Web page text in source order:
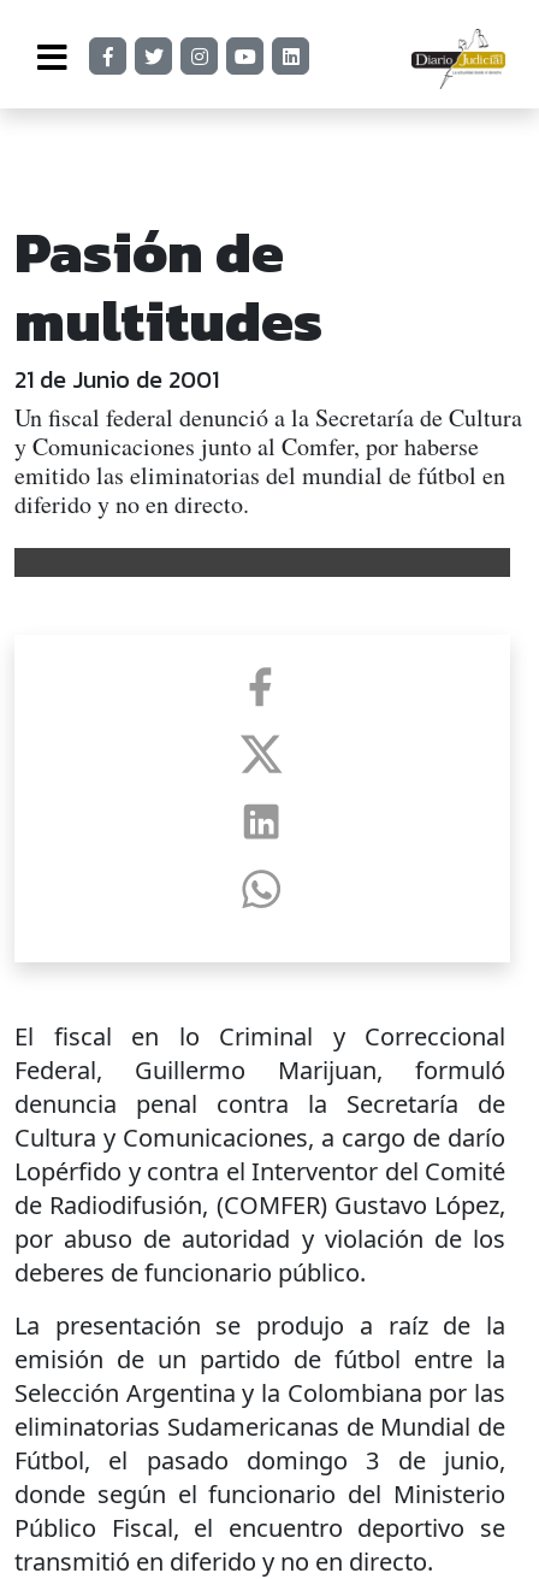
Pasión de
multitudes
21 de Junio de 2001
Un fiscal federal denunció a la Secretaría de Cultura
y Comunicaciones junto al Comfer, por haberse
emitido las eliminatorias del mundial de fútbol en
diferido y no en directo.
El fiscal en lo Criminal y Correccional
Federal, Guillermo Marijuan, formuló
denuncia penal contra la Secretaría de
Cultura y Comunicaciones, a cargo de darío
Lopérfido y contra el Interventor del Comité
de Radiodifusión, (COMFER) Gustavo López,
por abuso de autoridad y violación de los
deberes de funcionario público.
La presentación se produjo a raíz de la
emisión de un partido de fútbol entre la
Selección Argentina y la Colombiana por las
eliminatorias Sudamericanas de Mundial de
Fútbol, el pasado domingo 3 de junio,
donde según el funcionario del Ministerio
Público Fiscal, el encuentro deportivo se
transmitió en diferido y no en directo.